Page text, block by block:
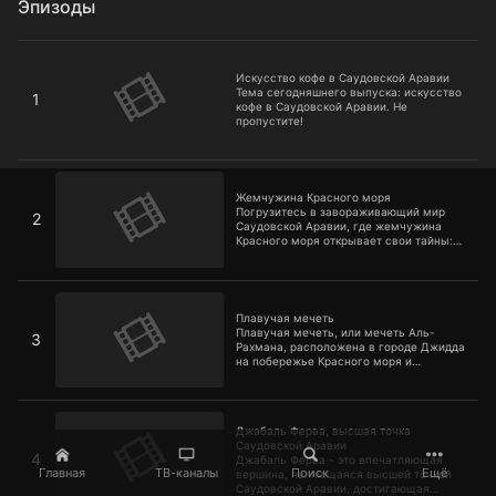
Главная ТВ-каналы Поиск Ещё
Эпизоды
1
Искусство кофе в Саудовской Аравии
Тема сегодняшнего выпуска: искусство
кофе в Саудовской Аравии. Не
пропустите!
2
Жемчужина Красного моря
Погрузитесь в завораживающий мир
Саудовской Аравии, где жемчужина
Красного моря открывает свои тайны:
богатая культура и история
3
Плавучая мечеть
Плавучая мечеть, или мечеть Аль-
Рахмана, расположена в городе Джидда
на побережье Красного моря и
Саудовской Аравии
4
Джабаль Ферва, высшая точка
Саудовской Аравии
Джабаль Ферва - это впечатляющая
вершина, являющаяся высшей точкой
Саудовской Аравии, достигающая